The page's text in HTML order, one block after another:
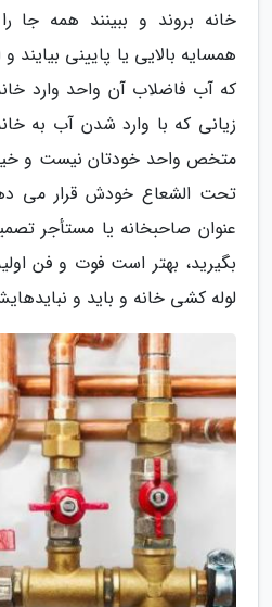
خانه بروند و ببینند همه جا
همسایه بالایی یا پایینی بیایند
که آب فاضلاب آن واحد وارد
زیانی که با وارد شدن آب به
متخص واحد خودتان نیست و
تحت الشعاع خودش قرار می
عنوان صاحبخانه یا مستأجر
بگیرید، بهتر است فوت و فن
لوله کشی خانه و باید و